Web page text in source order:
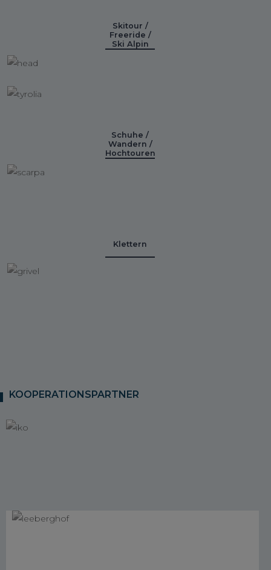
Skitour /
Freeride /
Ski Alpin
Schuhe /
Wandern /
Hochtouren
Klettern
KOOPERATIONSPARTNER